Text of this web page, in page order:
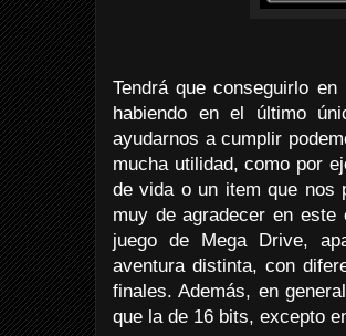
Tendrá que conseguirlo
habiendo en el último
ayudarnos a cumplir
mucha utilidad, como por
de vida o un item que nos
muy de agradecer en
juego de Mega Drive,
aventura distinta, con
finales. Además, en
que la de 16 bits, excepto